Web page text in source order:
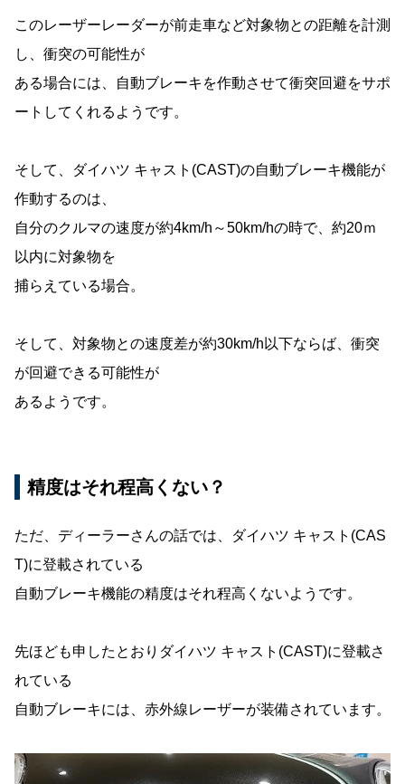
このレーザーレーダーが前走車など対象物との距離を計測
し、衝突の可能性が
ある場合には、自動ブレーキを作動させて衝突回避をサポ
ートしてくれるようです。
そして、ダイハツ キャスト(CAST)の自動ブレーキ機能が
作動するのは、
自分のクルマの速度が約4km/h～50km/hの時で、約20ｍ
以内に対象物を
捕らえている場合。
そして、対象物との速度差が約30km/h以下ならば、衝突
が回避できる可能性が
あるようです。
精度はそれ程高くない？
ただ、ディーラーさんの話では、ダイハツ キャスト(CAS
T)に登載されている
自動ブレーキ機能の精度はそれ程高くないようです。
先ほども申したとおりダイハツ キャスト(CAST)に登載さ
れている
自動ブレーキには、赤外線レーザーが装備されています。